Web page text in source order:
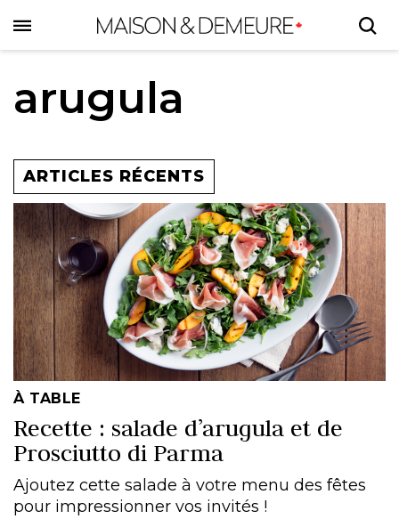
to
main
arugula
ARTICLES RÉCENTS
À TABLE
Recette : salade d’arugula et de
Prosciutto di Parma
Ajoutez cette salade à votre menu des fêtes
pour impressionner vos invités !